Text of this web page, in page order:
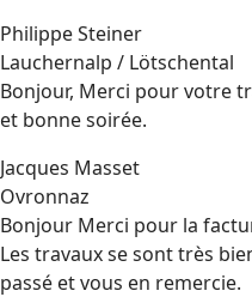
Philippe Steiner
Lauchernalp / Lötschental
Bonjour, Merci pour votre
et bonne soirée.
Jacques Masset
Ovronnaz
Bonjour Merci pour la
Les travaux se sont très
passé et vous en remercie.